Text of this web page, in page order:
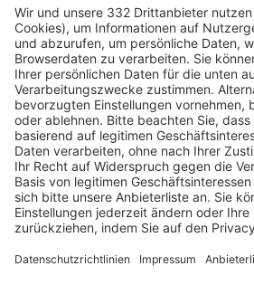
HÄUFIG BESUCHTE SEITEN
Pässe und Vereinswechsel
Trainerausbildung
Schulungsangebot Vereinsmitarbeiter
BFV-Geschäftsstellen
Trainerbörse
Login SpielPlus
FOLGE DEM BFV